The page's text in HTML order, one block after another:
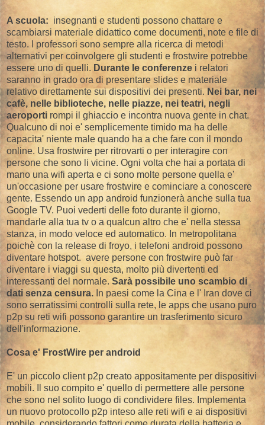
A scuola: insegnanti e studenti possono chattare e
scambiarsi materiale didattico come documenti, note e file di
testo. I professori sono sempre alla ricerca di metodi
alternativi per coinvolgere gli studenti e frostwire potrebbe
essere uno di quelli. Durante le conferenze i relatori
saranno in grado ora di presentare slides e materiale
relativo direttamente sui dispositivi dei presenti.Nei bar, nei
cafè, nelle biblioteche, nelle piazze, nei teatri, negli
aeroporti rompi il ghiaccio e incontra nuova gente in chat.
Qualcuno di noi e' semplicemente timido ma ha delle
capacita' niente male quando ha a che fare con il mondo
online. Usa frostwire per ritrovarti o per interagire con
persone che sono li vicine. Ogni volta che hai a portata di
mano una wifi aperta e ci sono molte persone quella e'
un'occasione per usare frostwire e cominciare a conoscere
gente. Essendo un app android funzionerà anche sulla tua
Google TV. Puoi vederti delle foto durante il giorno,
mandarle alla tua tv o a qualcun altro che e' nella stessa
stanza, in modo veloce ed automatico. In metropolitana
poichè con la release di froyo, i telefoni android possono
diventare hotspot. avere persone con frostwire può far
diventare i viaggi su questa, molto più divertenti ed
interessanti del normale. Sarà possibile uno scambio di
dati senza censura. In paesi come la Cina e l' Iran dove ci
sono serratissimi controlli sulla rete, le apps che usano puro
p2p su reti wifi possono garantire un trasferimento sicuro
dell'informazione.
Cosa e' FrostWire per android
E' un piccolo client p2p creato appositamente per dispositivi
mobili. Il suo compito e' quello di permettere alle persone
che sono nel solito luogo di condividere files. Implementa
un nuovo protocollo p2p inteso alle reti wifi e ai dispositivi